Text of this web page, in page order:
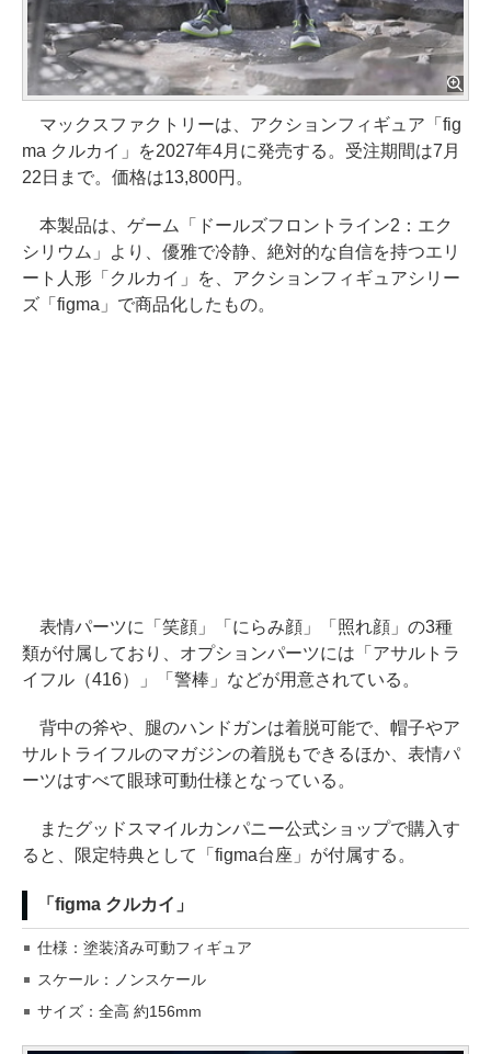
マックスファクトリーは、アクションフィギュア「fig
ma クルカイ」を2027年4月に発売する。受注期間は7月
22日まで。価格は13,800円。
本製品は、ゲーム「ドールズフロントライン2：エク
シリウム」より、優雅で冷静、絶対的な自信を持つエリ
ート人形「クルカイ」を、アクションフィギュアシリー
ズ「figma」で商品化したもの。
表情パーツに「笑顔」「にらみ顔」「照れ顔」の3種
類が付属しており、オプションパーツには「アサルトラ
イフル（416）」「警棒」などが用意されている。
背中の斧や、腿のハンドガンは着脱可能で、帽子やア
サルトライフルのマガジンの着脱もできるほか、表情パ
ーツはすべて眼球可動仕様となっている。
またグッドスマイルカンパニー公式ショップで購入す
ると、限定特典として「figma台座」が付属する。
「figma クルカイ」
仕様：塗装済み可動フィギュア
スケール：ノンスケール
サイズ：全高 約156mm